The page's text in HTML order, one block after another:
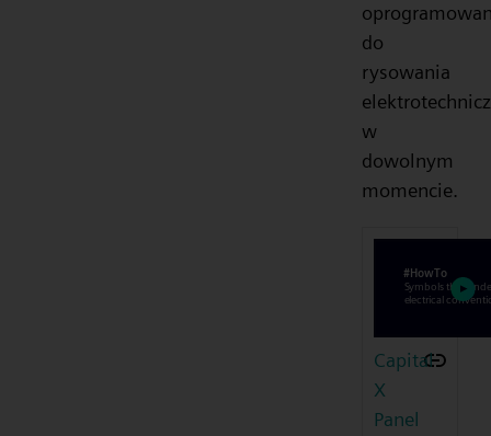
do
rysowania
w
dowolnym
momencie.
Capital
X
Panel